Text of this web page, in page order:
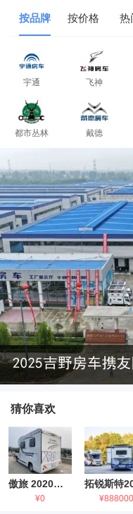
按品牌 按价格 热
宇通 飞神
都市丛林 戴德
猜你喜欢
傲旅 2020金旅国六海狮房车
¥0 ¥888000